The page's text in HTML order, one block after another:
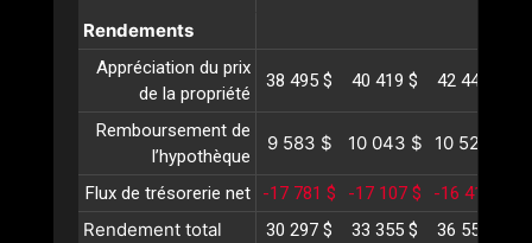
Rendements
Appréciation du prix
de la propriété
38 495 $ 40 419 $ 42 440 $
Remboursement de
l’hypothèque
9 583 $ 10 043 $ 10 526 $
Flux de trésorerie net -17 781 $ -17 107 $ -16 412 $
Rendement total 30 297 $ 33 355 $ 36 554 $